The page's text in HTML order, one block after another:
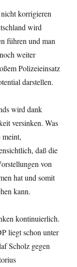
korrigieren
wird
führen und man
weiter
Polizeieinsatz
darstellen.
wird dank
versinken. Was
meint,
daß die
von
hat und somit
kann.
kontinuierlich.
liegt schon unter
Scholz gegen